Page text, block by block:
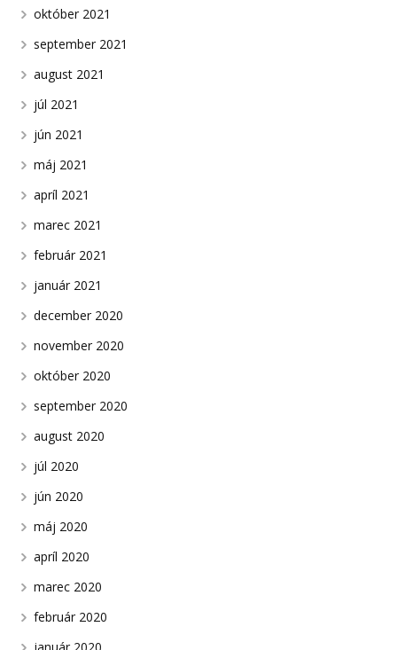
október 2021
september 2021
august 2021
júl 2021
jún 2021
máj 2021
apríl 2021
marec 2021
február 2021
január 2021
december 2020
november 2020
október 2020
september 2020
august 2020
júl 2020
jún 2020
máj 2020
apríl 2020
marec 2020
február 2020